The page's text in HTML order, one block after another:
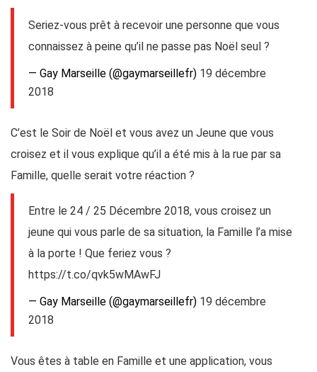
Seriez-vous prêt à recevoir une personne que vous
connaissez à peine qu’il ne passe pas Noël seul ?
— Gay Marseille (@gaymarseillefr) 19 décembre
2018
C’est le Soir de Noël et vous avez un Jeune que vous
croisez et il vous explique qu’il a été mis à la rue par sa
Famille, quelle serait votre réaction ?
Entre le 24 / 25 Décembre 2018, vous croisez un
jeune qui vous parle de sa situation, la Famille l’a mise
à la porte ! Que feriez vous ?
https://t.co/qvk5wMAwFJ
— Gay Marseille (@gaymarseillefr) 19 décembre
2018
Vous êtes à table en Famille et une application, vous